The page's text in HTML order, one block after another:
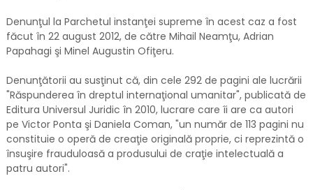
Denunţul la Parchetul instanţei supreme în acest caz a fost
făcut în 22 august 2012, de către Mihail Neamţu, Adrian
Papahagi şi Minel Augustin Ofiţeru.
Denunţătorii au susţinut că, din cele 292 de pagini ale lucrării
"Răspunderea în dreptul internaţional umanitar", publicată de
Editura Universul Juridic în 2010, lucrare care îi are ca autori
pe Victor Ponta şi Daniela Coman, "un număr de 113 pagini nu
constituie o operă de creaţie originală proprie, ci reprezintă o
însuşire frauduloasă a produsului de craţie intelectuală a
patru autori".